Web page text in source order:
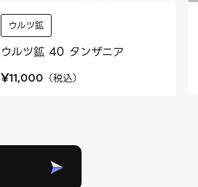
ウルツ鉱
ウルツ鉱 40 タンザニア
¥11,000 （税込）